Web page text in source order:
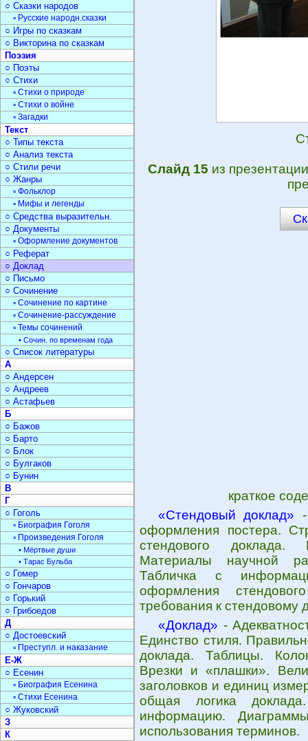
Слайд 15 из
краткое
«Стендовый доклад»
оформления постера.
стендового доклада.
Материалы научной
Табличка с
оформления
требования к стендовому
«Доклад» -
Единство стиля.
доклада. Таблицы.
Врезки и «плашки».
заголовков и единиц
общая логика
информацию.
использования терминов.
○ Сказки народов
▫ Русские народн.сказки
○ Игры по сказкам
○ Викторина по сказкам
Поэзия
○ Поэты
○ Стихи
▫ Стихи о природе
▫ Стихи о войне
▫ Загадки
Текст
○ Типы текста
○ Анализ текста
○ Стили речи
○ Жанры
▫ Фольклор
▫ Мифы и легенды
○ Средства выразительн.
○ Документы
▫ Оформление документов
○ Реферат
○ Доклад
○ Письмо
○ Сочинение
▫ Сочинение по картине
▫ Сочинение-рассуждение
▫ Темы сочинений
• Сочин. по временам года
○ Список литературы
А
○ Андерсен
○ Андреев
○ Астафьев
Б
○ Бажов
○ Барто
○ Блок
○ Булгаков
○ Бунин
В
Г
○ Гоголь
▫ Биография Гоголя
▫ Произведения Гоголя
• Мёртвые души
• Тарас Бульба
○ Гомер
○ Гончаров
○ Горький
○ Грибоедов
Д
○ Достоевский
▫ Преступл. и наказание
Е-Ж
○ Есенин
▫ Биография Есенина
▫ Стихи Есенина
○ Жуковский
З
К